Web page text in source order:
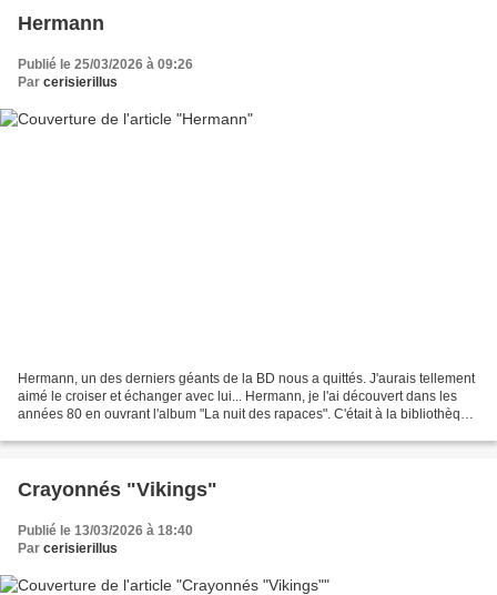
Hermann
Publié le 25/03/2026 à 09:26
Par cerisierillus
Hermann, un des derniers géants de la BD nous a quittés. J'aurais tellement
aimé le croiser et échanger avec lui... Hermann, je l'ai découvert dans les
années 80 en ouvrant l'album "La nuit des rapaces". C'était à la bibliothèque
Crayonnés "Vikings"
Publié le 13/03/2026 à 18:40
Par cerisierillus